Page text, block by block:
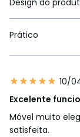
Design do
Prático
10/
Excelente
Móvel muito
satisfeita.